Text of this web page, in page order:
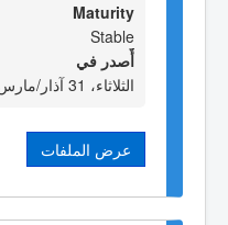
Maturity
Stable
أٌصدر في
الثلاثاء، 31 آذار/مارس 2026 19:24
عرض الملفات